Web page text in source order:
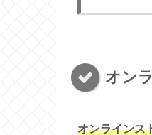
オン
オンラインス